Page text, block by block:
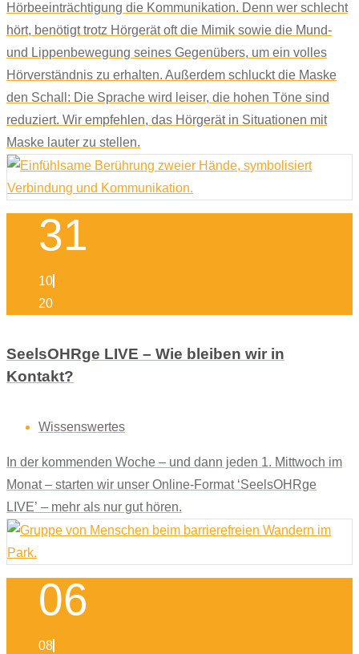
Hörbeeinträchtigung die Kommunikation. Denn wer schlecht
hört, benötigt trotz Hörgerät oft die Mimik sowie die Mund-
und Lippenbewegung seines Gegenübers, um ein volles
Hörverständnis zu erhalten. Außerdem schluckt die Maske
den Schall: Die Sprache wird leiser, die hohen Töne sind
reduziert. Wir empfehlen, das Hörgerät in Situationen mit
Maske lauter zu stellen.
31
10
20
SeelsOHRge LIVE – Wie bleiben wir in
Kontakt?
Wissenswertes
In der kommenden Woche – und dann jeden 1. Mittwoch im
Monat – starten wir unser Online-Format ‘SeelsOHRge
LIVE’ – mehr als nur gut hören.
06
08